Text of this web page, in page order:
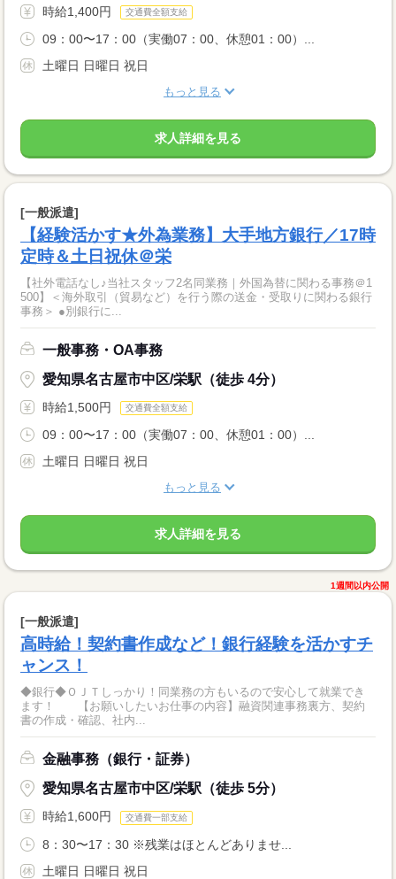
時給1,400円 交通費全額支給
09：00〜17：00（実働07：00、休憩01：00）...
土曜日 日曜日 祝日
もっと見る
求人詳細を見る
[一般派遣]
【経験活かす★外為業務】大手地方銀行／17時
定時＆土日祝休＠栄
【社外電話なし♪当社スタッフ2名同業務｜外国為替に関わる事務＠1
500】＜海外取引（貿易など）を行う際の送金・受取りに関わる銀行
事務＞ ●別銀行に...
一般事務・OA事務
愛知県名古屋市中区/栄駅（徒歩 4分）
時給1,500円 交通費全額支給
09：00〜17：00（実働07：00、休憩01：00）...
土曜日 日曜日 祝日
もっと見る
求人詳細を見る
1週間以内公開
[一般派遣]
高時給！契約書作成など！銀行経験を活かすチ
ャンス！
◆銀行◆ＯＪＴしっかり！同業務の方もいるので安心して就業でき
ます！ 【お願いしたいお仕事の内容】融資関連事務裏方、契約
書の作成・確認、社内...
金融事務（銀行・証券）
愛知県名古屋市中区/栄駅（徒歩 5分）
時給1,600円 交通費一部支給
8：30〜17：30 ※残業はほとんどありませ...
土曜日 日曜日 祝日